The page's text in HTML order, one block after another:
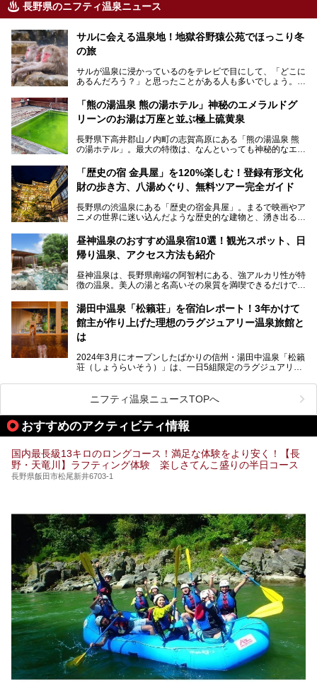
長野県のニフティ温泉ニュース
サルに会える温泉地！地獄谷野猿公苑でほっこり冬
の旅
サルが温泉に浸かっているのをテレビで目にして、「どこに
あるんだろう？」と思ったことがある人も多いでしょう。
この微笑ましい光景は、長野県にある「地獄谷野猿公苑」で
見られるもので、野生のサルが雪景色の中で温泉に浸かる姿
を間近で観察できます。
本記事では、地獄谷野猿公苑の魅力や見どころ、サルと温泉
との関係性、地獄谷周辺の観光スポットについて紹介しま
ので、野生のサルを観察する貴重な自然体験と温泉をあわせ
て楽しみたい人は、ぜひ参考にしてください。
「熊の湯温泉 熊の湯ホテル」神秘のエメラルドグ
リーンのお湯は万座と並ぶ極上硫黄泉
長野県下高井郡山ノ内町の志賀高原にある「熊の湯温泉 熊
の湯ホテル」。最大の特徴は、なんといっても神秘的なエメ
リピートするファンも多い温泉です。冬はスキーと一緒に楽
しみたい極上の温泉を紹介します。
「歴史の宿 金具屋」を120%楽しむ！登録有形文化
財の歩き方、八湯めぐり、無料ツアー完全ガイド
長野県の渋温泉にある「歴史の宿金具屋」。まるで映画やア
ニメの世界に迷い込んだような歴史的な建物と、湧き出る温
を隅々まで楽しみたいですよね。この記事では、金具屋での
滞在を最高の思い出にするための「楽しみ方」を徹底的にご
紹介します！
昼神温泉のおすすめ温泉宿10選！観光スポット、日
帰り温泉、アクセス方法も紹介
昼神温泉は、長野県南端の阿智村にある、強アルカリ性が特
徴の温泉。美人の湯と名高いその泉質を満喫できるだけでな
昼神温泉では、朝市などの観光スポットや、信州名物のおや
きを楽しめるグルメスポットなど、観光を楽しむにはぴった
りの場所が豊富にあります。
この記事では、昼神温泉での滞在を充実させる宿泊施設や日
帰り温泉、見どころ満載の観光・グルメスポットに加え、ア
クセス方法も順に紹介します。
湯田中温泉「松籟荘」を宿泊レポート！3年かけて
館主が作り上げた理想のラグジュアリー温泉旅館と
は
2024年3月にオープンしたばかりの信州・湯田中温泉「松籟
荘（しょうらいそう）」は、一日5組限定のラグジュアリー
ライベートに楽しめる非日常感が味わえます。また宿泊者は
道向かいの「よろづや」の大浴場「桃山風呂」や共同浴場の
「湯田中大湯」も利用ができます。
極上のお湯に浸り上質なお料理に舌鼓、特別な日に泊まりた
い湯田中温泉「松籟荘」を、実際に宿泊した目線で紹介しま
ニフティ温泉ニュースTOPへ
おすすめのアクティビティ情報
国内最長級13キロのロングコース！満足な体験をより安く！【長
野・天竜川】ラフティング体験 楽しさてんこ盛りの半日コース
長野県飯田市松尾新井6703-1